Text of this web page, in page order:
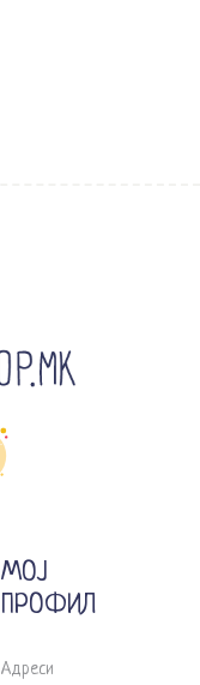
МОЈ
ПРОФИЛ
Адреси